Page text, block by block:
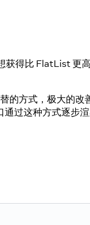
得比 FlatList 更
方式，极大的
过这种方式逐步